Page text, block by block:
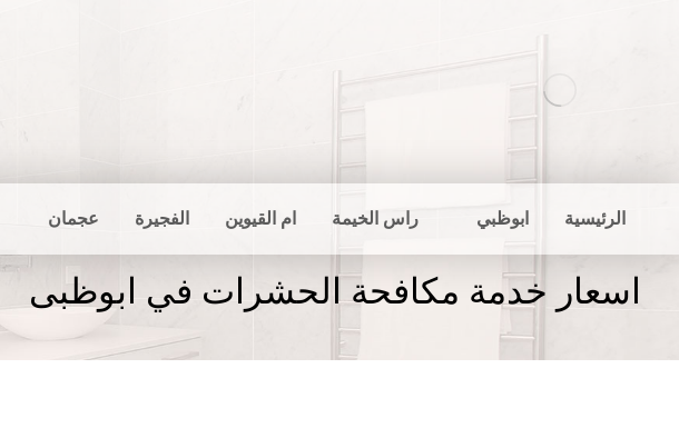
الرئيسية ابوظبي راس الخيمة ام القيوين الفجيرة عجمان
اسعار خدمة مكافحة الحشرات في ابوظبى